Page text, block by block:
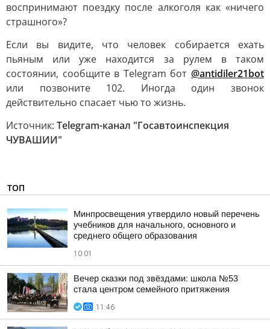
воспринимают поездку после алкоголя как «ничего
страшного»?
Если вы видите, что человек собирается ехать
пьяным или уже находится за рулем в таком
состоянии, сообщите в Telegram бот @antidiler21bot
или позвоните 102. Иногда один звонок
действительно спасает чью то жизнь.
Источник: Telegram-канал "Госавтоинспекция
ЧУВАШИИ"
ТОП
Минпросвещения утвердило новый перечень
учебников для начального, основного и
среднего общего образования
10:01
Вечер сказки под звёздами: школа №53
стала центром семейного притяжения
11:46